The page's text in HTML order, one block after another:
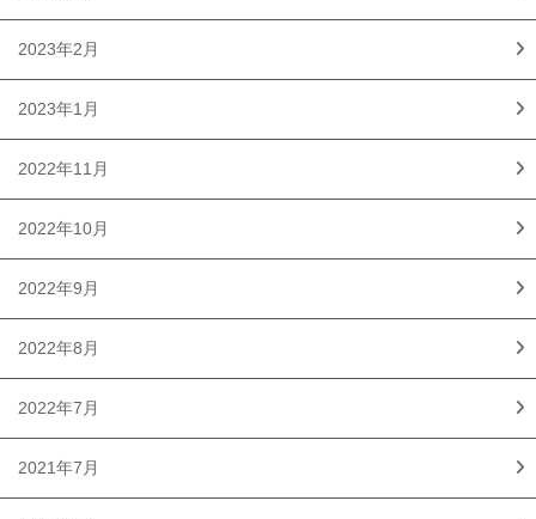
2023年2月
2023年1月
2022年11月
2022年10月
2022年9月
2022年8月
2022年7月
2021年7月